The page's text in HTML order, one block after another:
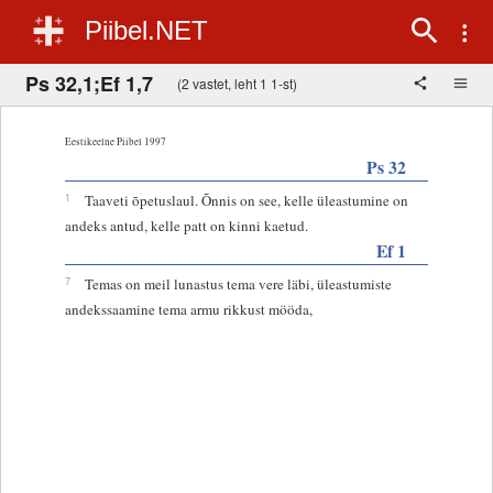
Piibel.NET
Ps 32,1;Ef 1,7 (2 vastet, leht 1 1-st)
Eestikeelne Piibel 1997
Ps 32
1
Taaveti õpetuslaul. Õnnis on see, kelle üleastumine on
andeks antud, kelle patt on kinni kaetud.
Ef 1
7
Temas on meil lunastus tema vere läbi, üleastumiste
andekssaamine tema armu rikkust mööda,